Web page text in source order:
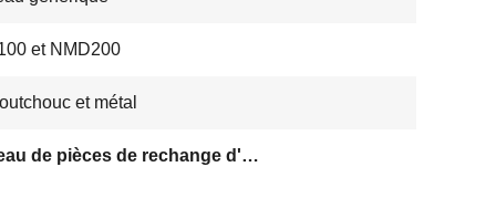
et NMD200
et métal
Rouleau de pièces de rechange d'atmosphère